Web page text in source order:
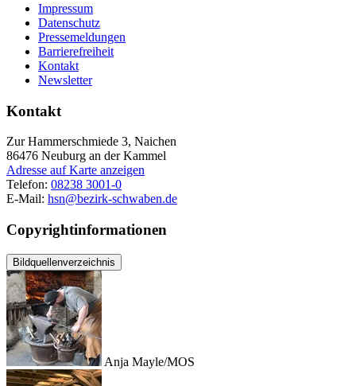
Impressum
Datenschutz
Pressemeldungen
Barrierefreiheit
Kontakt
Newsletter
Kontakt
Zur Hammerschmiede 3, Naichen
86476 Neuburg an der Kammel
Adresse auf Karte anzeigen
Telefon: 08238 3001-0
E-Mail: hsn@bezirk-schwaben.de
Copyrightinformationen
Bildquellenverzeichnis
Anja Mayle/MOS